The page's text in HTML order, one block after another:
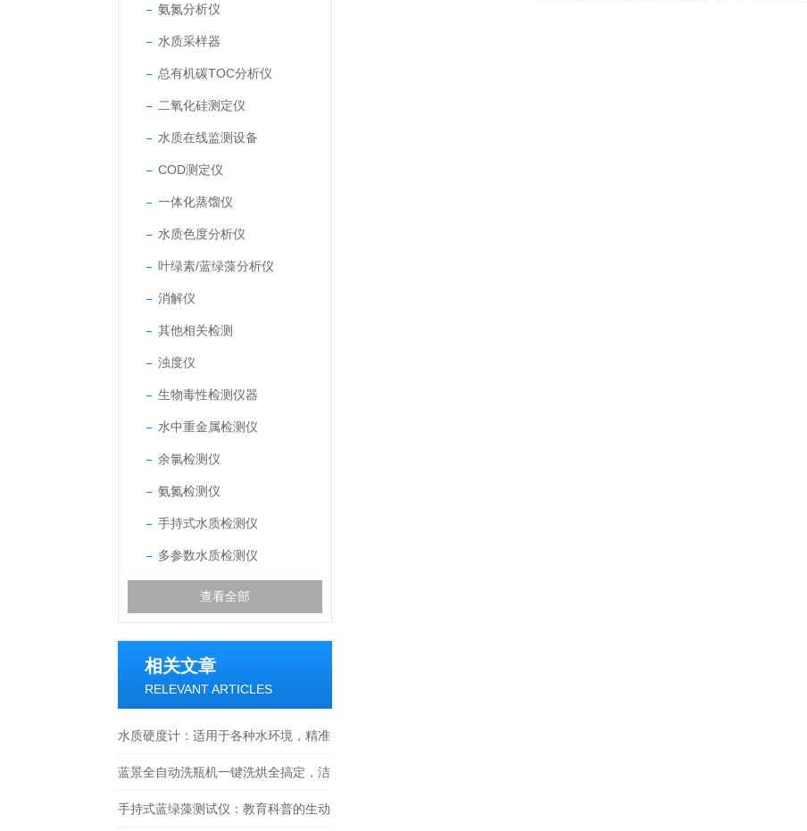
氨氮分析仪
水质采样器
总有机碳TOC分析仪
二氧化硅测定仪
水质在线监测设备
COD测定仪
一体化蒸馏仪
水质色度分析仪
叶绿素/蓝绿藻分析仪
消解仪
其他相关检测
浊度仪
生物毒性检测仪器
水中重金属检测仪
余氯检测仪
氨氮检测仪
手持式水质检测仪
多参数水质检测仪
查看全部
相关文章
RELEVANT ARTICLES
水质硬度计：适用于各种水环境，精准
检测无-死-角
蓝景全自动洗瓶机一键洗烘全搞定，洁
净合规零残留
手持式蓝绿藻测试仪：教育科普的生动